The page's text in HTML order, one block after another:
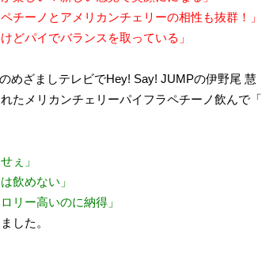
チーノとアメリカンチェリーの相性も抜群！」
どパイでバランスを取っている」
めざましテレビでHey! Say! JUMPの伊野尾
たメリカンチェリーパイフラペチーノ飲んで「
ぇ」
飲めない」
リー高いのに納得」
した。